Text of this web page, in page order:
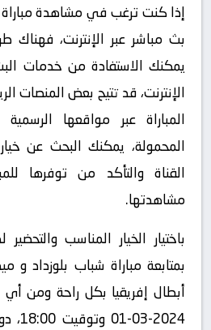
إذا كنت ترغب في مشاهدة مباراة
بث مباشر عبر الإنترنت، فهناك
يمكنك الاستفادة من خدمات
الإنترنت، قد تتيح بعض المنصات
المباراة عبر مواقعها
المحمولة، يمكنك البحث عن
القناة والتأكد من توفرها
مشاهدتها.
باختيار الخيار المناسب
بمتابعة مباراة شباب بلوزداد
أبطال إفريقيا بكل راحة ومن